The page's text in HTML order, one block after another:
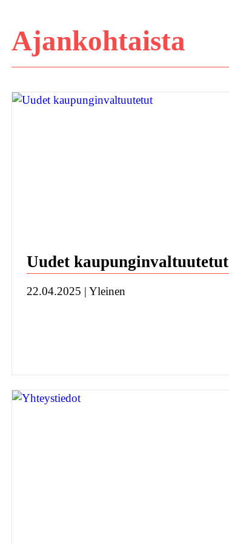
Siirry
sisältöön
Ajankohtaista
Uudet kaupunginvaltuutetut
22.04.2025 | Yleinen